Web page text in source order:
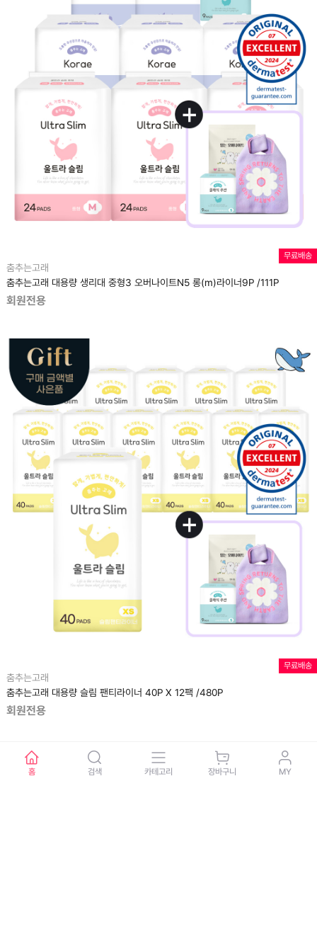
무료배송
춤추는고래
춤추는고래 대용량 생리대 중형3 오버나이트N5 롱(m)라이너9P /111P
회원전용
무료배송
춤추는고래
춤추는고래 대용량 슬림 팬티라이너 40P X 12팩 /480P
회원전용
홈 검색 카테고리 장바구니 MY